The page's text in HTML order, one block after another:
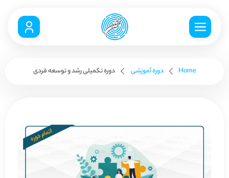
Home دوره آموزشی دوره تکمیلی رشد و توسعه فردی